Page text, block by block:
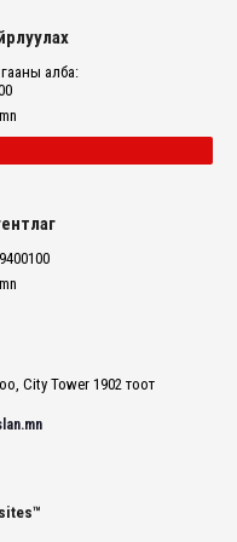
алба:
City Tower 1902 тоот